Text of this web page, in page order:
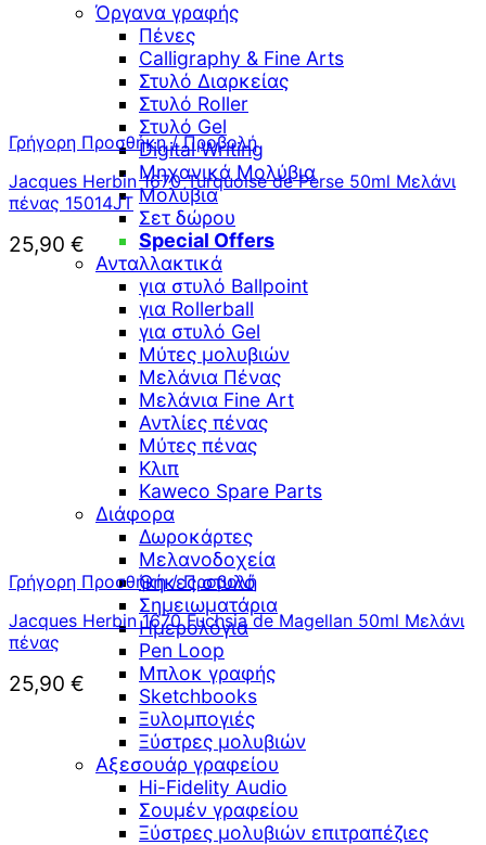
Όργανα γραφής
Πένες
Calligraphy & Fine Arts
Στυλό Διαρκείας
Στυλό Roller
Στυλό Gel
Digital Writing
Μηχανικά Μολύβια
Μολύβια
Σετ δώρου
Special Offers
Ανταλλακτικά
για στυλό Ballpoint
για Rollerball
για στυλό Gel
Μύτες μολυβιών
Μελάνια Πένας
Μελάνια Fine Art
Αντλίες πένας
Μύτες πένας
Κλιπ
Kaweco Spare Parts
Διάφορα
Δωροκάρτες
Μελανοδοχεία
Θήκες στυλό
Σημειωματάρια
Ημερολόγια
Pen Loop
Μπλοκ γραφής
Sketchbooks
Ξυλομπογιές
Ξύστρες μολυβιών
Αξεσουάρ γραφείου
Hi-Fidelity Audio
Σουμέν γραφείου
Ξύστρες μολυβιών επιτραπέζιες
Γρήγορη Προσθήκη / Προβολή
Jacques Herbin 1670 Turquoise de Perse 50ml Μελάνι
πένας 15014JT
25,90 €
Γρήγορη Προσθήκη / Προβολή
Jacques Herbin 1670 Fuchsia de Magellan 50ml Μελάνι
πένας
25,90 €